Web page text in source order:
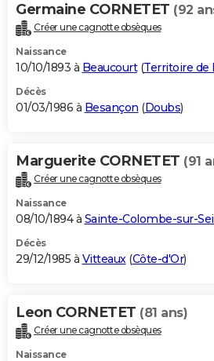
Germaine CORNETET (92
Créer une cagnotte obsèques
Naissance
10/10/1893 à Beaucourt(Territoire de
Décès
01/03/1986 à Besançon (Doubs)
Marguerite CORNETET (91
Créer une cagnotte obsèques
Naissance
08/10/1894 à Sainte-Colombe-sur-
Décès
29/12/1985 à Vitteaux(Côte-d'Or)
Leon CORNETET (81 ans)
Créer une cagnotte obsèques
Naissance